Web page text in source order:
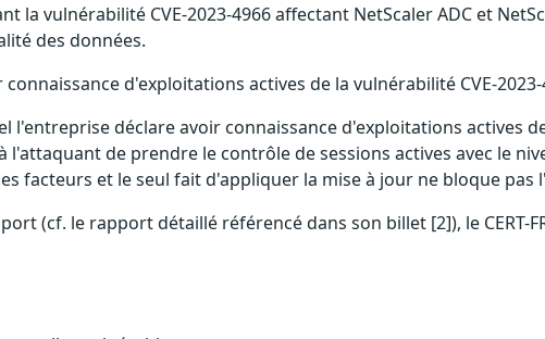
la vulnérabilité CVE-2023-4966 affectant NetScaler ADC et
des données.
d'exploitations actives de la vulnérabilité CVE-2023-
l'entreprise déclare avoir connaissance d'exploitations actives
de prendre le contrôle de sessions actives avec le
facteurs et le seul fait d'appliquer la mise à jour ne bloque pas
(cf. le rapport détaillé référencé dans son billet [2]), le CERT-